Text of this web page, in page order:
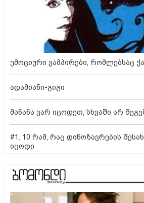
ემოციური ვამპირები, რომლებსაც
ადამიანი-გიგი
მანანა ვარ იცოდეთ, სხვაში არ
#1. 10 რამ, რაც დინოზავრების
იცოდი